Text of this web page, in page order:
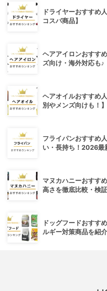
ドライヤーおすすめ
コスパ商品】
ヘアアイロンおすす
ズ向け・海外対応も♪
ヘアオイルおすすめ
別やメンズ向けも！】
フライパンおすすめ
い・長持ち！2026最
マヌカハニーおすす
高さを徹底比較・検証
ドッグフードおすす
ルギー対策商品を紹介